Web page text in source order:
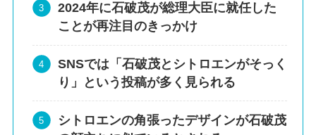
2024年に石破茂が総理大臣に就任した
ことが再注目のきっかけ
SNSでは「石破茂とシトロエンがそっく
り」という投稿が多く見られる
シトロエンの角張ったデザインが石破茂